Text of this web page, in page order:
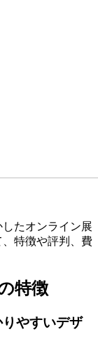
たオンライン展
特徴や評判、費
特徴
やすいデザ